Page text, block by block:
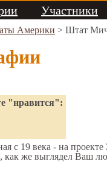
Участники
Америки > Штат
"нравится":
с 19 века - на
как же выглядел Ваш